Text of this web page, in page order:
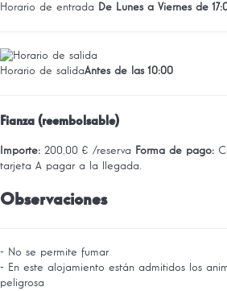
Horario de entrada De Lunes a Viernes de
Horario de salidaAntes de las 10:00
Fianza (reembolsable)
Importe: 200,00 € /reserva Forma de pago:
tarjeta A pagar a la llegada.
Observaciones
- No se permite fumar
- En este alojamiento están admitidos los
peligrosa